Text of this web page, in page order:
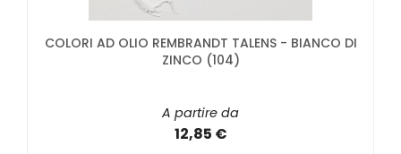
COLORI AD OLIO REMBRANDT TALENS - BIANCO DI
ZINCO (104)
A partire da
12,85 €